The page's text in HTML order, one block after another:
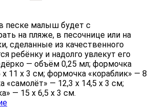
песке малыш будет с
на пляже, в песочнице или на
сделанные из качественного
ребёнку и надолго увлекут его
— объём 0,25 мл; формочка
11 х 3 см; формочка «кораблик» — 8
«самолёт» — 12,3 х 14,5 х 3 см;
— 15 х 6,5 х 3 см.